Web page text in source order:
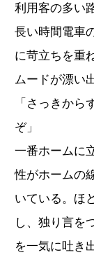
利用客の多い
長い時間電車
に苛立ちを重
ムードが漂い
「さっきから
ぞ」
一番ホームに
性がホームの
いている。ほ
し、独り言を
を一気に吐き